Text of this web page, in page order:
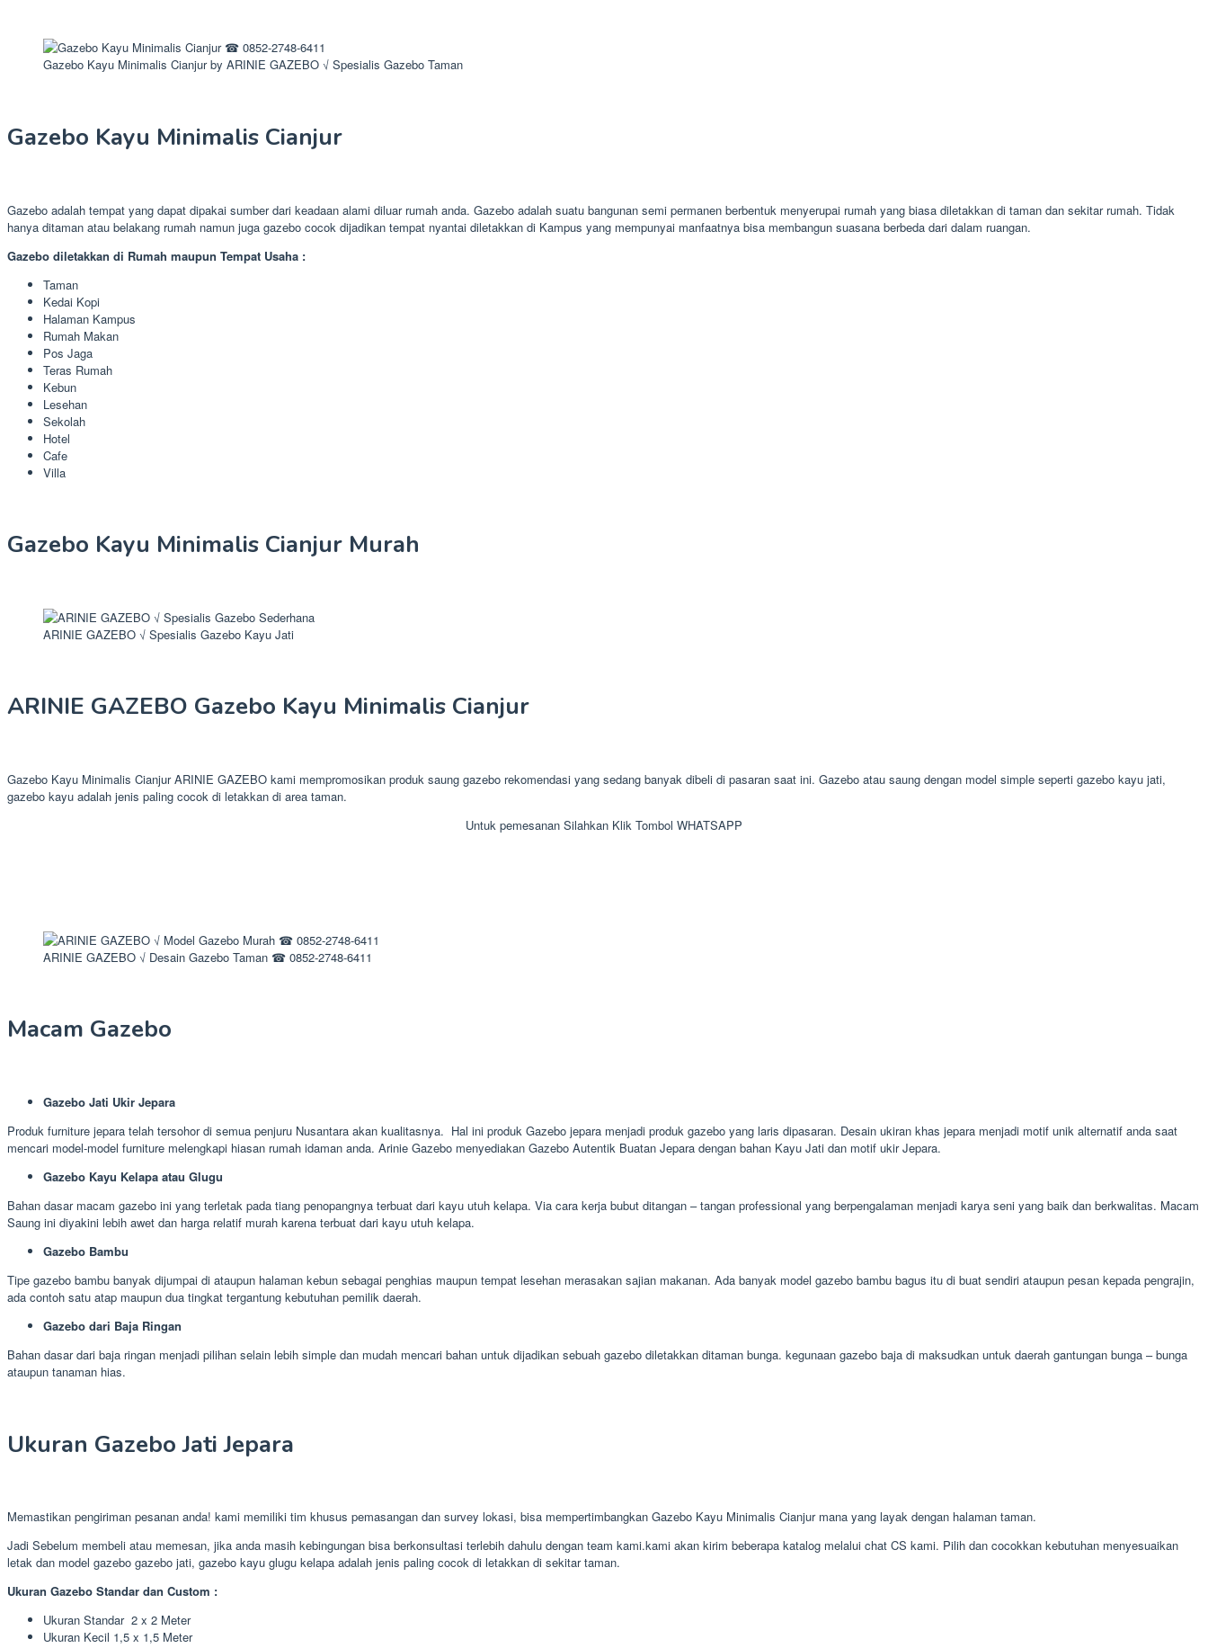
Gazebo Kayu Minimalis Cianjur by ARINIE GAZEBO √ Spesialis Gazebo Taman
Gazebo Kayu Minimalis Cianjur
Gazebo adalah tempat yang dapat dipakai sumber dari keadaan alami diluar rumah anda. Gazebo adalah suatu bangunan semi permanen berbentuk menyerupai rumah yang biasa diletakkan di taman dan sekitar rumah. Tidak
hanya ditaman atau belakang rumah namun juga gazebo cocok dijadikan tempat nyantai diletakkan di Kampus yang mempunyai manfaatnya bisa membangun suasana berbeda dari dalam ruangan.
Gazebo diletakkan di Rumah maupun Tempat Usaha :
Taman
Kedai Kopi
Halaman Kampus
Rumah Makan
Pos Jaga
Teras Rumah
Kebun
Lesehan
Sekolah
Hotel
Cafe
Villa
Gazebo Kayu Minimalis Cianjur Murah
ARINIE GAZEBO √ Spesialis Gazebo Kayu Jati
ARINIE GAZEBO Gazebo Kayu Minimalis Cianjur
Gazebo Kayu Minimalis Cianjur ARINIE GAZEBO kami mempromosikan produk saung gazebo rekomendasi yang sedang banyak dibeli di pasaran saat ini. Gazebo atau saung dengan model simple seperti gazebo kayu jati,
gazebo kayu adalah jenis paling cocok di letakkan di area taman.
Untuk pemesanan Silahkan Klik Tombol WHATSAPP
ARINIE GAZEBO √ Desain Gazebo Taman ☎ 0852-2748-6411
Macam Gazebo
Gazebo Jati Ukir Jepara
Produk furniture jepara telah tersohor di semua penjuru Nusantara akan kualitasnya. Hal ini produk Gazebo jepara menjadi produk gazebo yang laris dipasaran. Desain ukiran khas jepara menjadi motif unik alternatif anda saat
mencari model-model furniture melengkapi hiasan rumah idaman anda. Arinie Gazebo menyediakan Gazebo Autentik Buatan Jepara dengan bahan Kayu Jati dan motif ukir Jepara.
Gazebo Kayu Kelapa atau Glugu
Bahan dasar macam gazebo ini yang terletak pada tiang penopangnya terbuat dari kayu utuh kelapa. Via cara kerja bubut ditangan – tangan professional yang berpengalaman menjadi karya seni yang baik dan berkwalitas. Macam
Saung ini diyakini lebih awet dan harga relatif murah karena terbuat dari kayu utuh kelapa.
Gazebo Bambu
Tipe gazebo bambu banyak dijumpai di ataupun halaman kebun sebagai penghias maupun tempat lesehan merasakan sajian makanan. Ada banyak model gazebo bambu bagus itu di buat sendiri ataupun pesan kepada pengrajin,
ada contoh satu atap maupun dua tingkat tergantung kebutuhan pemilik daerah.
Gazebo dari Baja Ringan
Bahan dasar dari baja ringan menjadi pilihan selain lebih simple dan mudah mencari bahan untuk dijadikan sebuah gazebo diletakkan ditaman bunga. kegunaan gazebo baja di maksudkan untuk daerah gantungan bunga – bunga
ataupun tanaman hias.
Ukuran Gazebo Jati Jepara
Memastikan pengiriman pesanan anda! kami memiliki tim khusus pemasangan dan survey lokasi, bisa mempertimbangkan Gazebo Kayu Minimalis Cianjur mana yang layak dengan halaman taman.
Jadi Sebelum membeli atau memesan, jika anda masih kebingungan bisa berkonsultasi terlebih dahulu dengan team kami.kami akan kirim beberapa katalog melalui chat CS kami. Pilih dan cocokkan kebutuhan menyesuaikan
letak dan model gazebo gazebo jati, gazebo kayu glugu kelapa adalah jenis paling cocok di letakkan di sekitar taman.
Ukuran Gazebo Standar dan Custom :
Ukuran Standar 2 x 2 Meter
Ukuran Kecil 1,5 x 1,5 Meter